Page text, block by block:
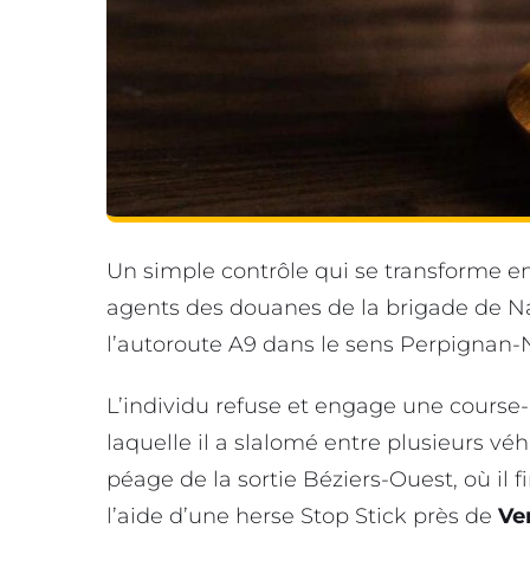
Un simple contrôle qui se transforme
agents des douanes de la brigade de
l’autoroute A9 dans le sens
L’individu refuse et engage une
laquelle il a slalomé entre plusieurs
péage de la sortie Béziers-Ouest, où il
l’aide d’une herse Stop Stick près de